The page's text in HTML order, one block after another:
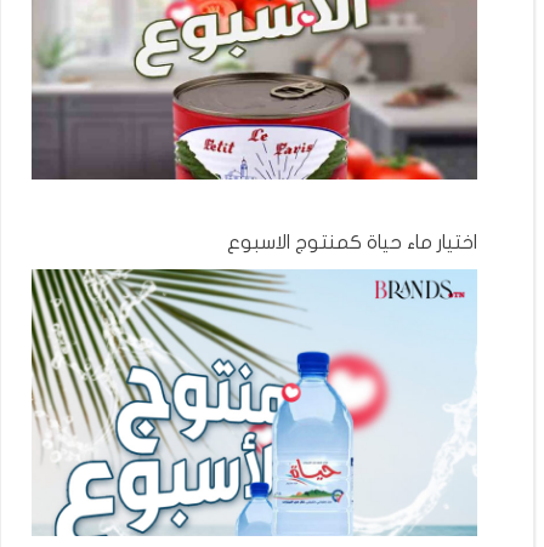
اختيار ماء حياة كمنتوج الاسبوع